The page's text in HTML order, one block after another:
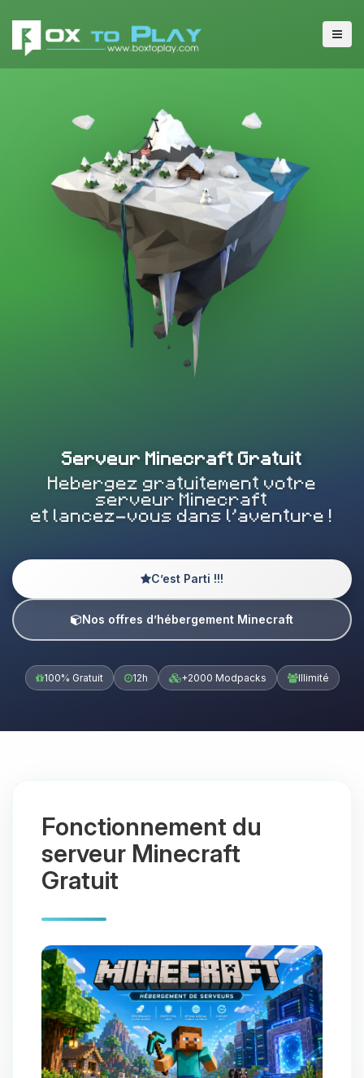
Serveur Minecraft Gratuit
Hebergez gratuitement votre
serveur Minecraft
et lancez-vous dans l’aventure !
C’est Parti !!!
Nos offres d’hébergement Minecraft
100% Gratuit 12h +2000 Modpacks Illimité
Fonctionnement du
serveur Minecraft
Gratuit